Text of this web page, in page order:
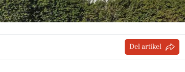
Del artikel